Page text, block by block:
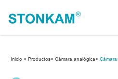
Inicio > Productos> Cámara analógica>